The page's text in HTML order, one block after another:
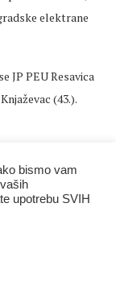
elektrane
JP PEU Resavica
(43.).
bismo vam
upotrebu SVIH